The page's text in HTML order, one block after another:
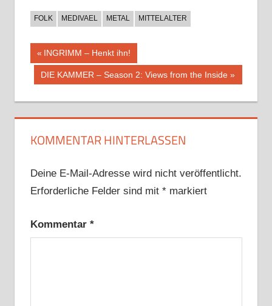
FOLK MEDIVAEL METAL MITTELALTER
Beitragsnavigation
Vorheriger
Beitrag:
INGRIMM – Henkt ihn!
Nächster
DIE KAMMER – Season 2: Views from the Inside
KOMMENTAR HINTERLASSEN
Deine E-Mail-Adresse wird nicht veröffentlicht.
Erforderliche Felder sind mit *markiert
Kommentar *